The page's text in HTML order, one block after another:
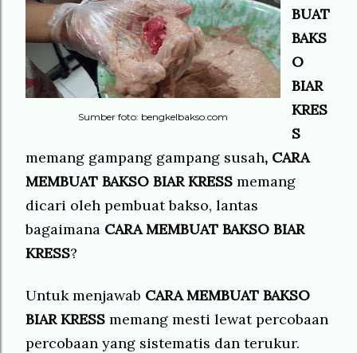
Sumber foto: bengkelbakso.com
BUAT
BAKS
O
BIAR
KRES
S
memang gampang gampang susah, CARA
MEMBUAT BAKSO BIAR KRESS memang
dicari oleh pembuat bakso, lantas
bagaimana CARA MEMBUAT BAKSO BIAR
KRESS?
Untuk menjawab CARA MEMBUAT BAKSO
BIAR KRESS memang mesti lewat percobaan
percobaan yang sistematis dan terukur.